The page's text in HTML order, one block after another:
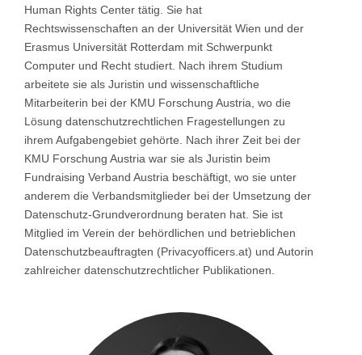
Human Rights Center tätig. Sie hat
Rechtswissenschaften an der Universität Wien und der
Erasmus Universität Rotterdam mit Schwerpunkt
Computer und Recht studiert. Nach ihrem Studium
arbeitete sie als Juristin und wissenschaftliche
Mitarbeiterin bei der KMU Forschung Austria, wo die
Lösung datenschutzrechtlichen Fragestellungen zu
ihrem Aufgabengebiet gehörte. Nach ihrer Zeit bei der
KMU Forschung Austria war sie als Juristin beim
Fundraising Verband Austria beschäftigt, wo sie unter
anderem die Verbandsmitglieder bei der Umsetzung der
Datenschutz-Grundverordnung beraten hat. Sie ist
Mitglied im Verein der behördlichen und betrieblichen
Datenschutzbeauftragten (Privacyofficers.at) und Autorin
zahlreicher datenschutzrechtlicher Publikationen.